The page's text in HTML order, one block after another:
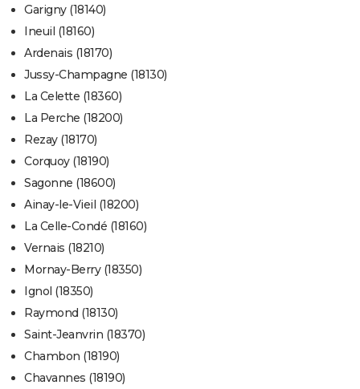
Garigny (18140)
Ineuil (18160)
Ardenais (18170)
Jussy-Champagne (18130)
La Celette (18360)
La Perche (18200)
Rezay (18170)
Corquoy (18190)
Sagonne (18600)
Ainay-le-Vieil (18200)
La Celle-Condé (18160)
Vernais (18210)
Mornay-Berry (18350)
Ignol (18350)
Raymond (18130)
Saint-Jeanvrin (18370)
Chambon (18190)
Chavannes (18190)